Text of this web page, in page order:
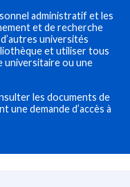
administratif et les
et de recherche
universités
et utiliser tous
universitaire ou une
les documents de
une demande d’accès à